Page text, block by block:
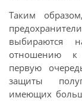
Таким
выбираются
отношению к
первую
защиты
имеющих